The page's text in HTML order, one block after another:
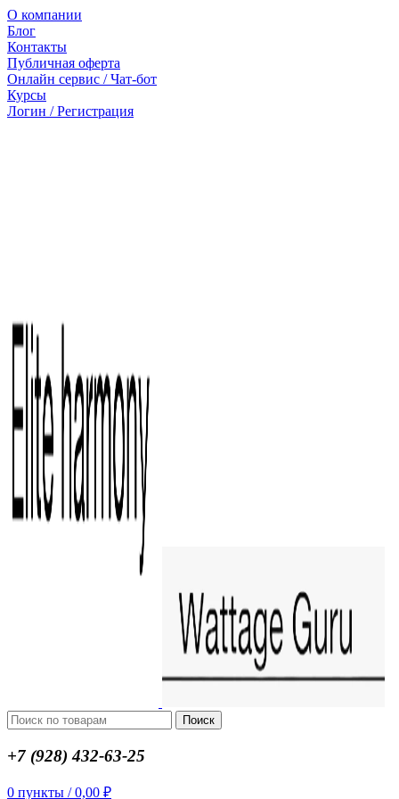
О компании
Блог
Контакты
Публичная оферта
Онлайн сервис / Чат-бот
Курсы
Логин / Регистрация
Поиск
+7 (928) 432-63-25
0 пункты / 0,00 ₽